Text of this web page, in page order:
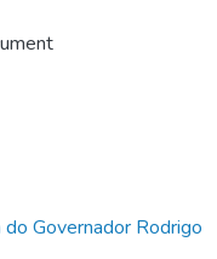
Governador Rodrigo